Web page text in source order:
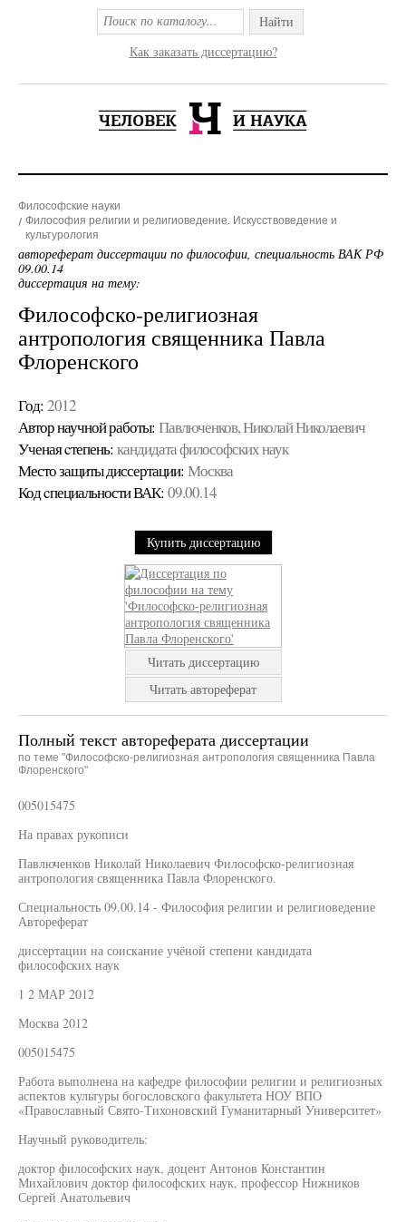
Найти
Как заказать диссертацию?
Философские науки
Философия религии и религиоведение. Искусствоведение и
культурология
автореферат диссертации по философии, специальность ВАК РФ
09.00.14
диссертация на тему:
Философско-религиозная
антропология священника Павла
Флоренского
Год: 2012
Автор научной работы: Павлюченков, Николай Николаевич
Ученая cтепень: кандидата философских наук
Место защиты диссертации: Москва
Код cпециальности ВАК: 09.00.14
Купить диссертацию
Читать диссертацию
Читать автореферат
Полный текст автореферата диссертации
по теме "Философско-религиозная антропология священника Павла
Флоренского"
005015475
На правах рукописи
Павлюченков Николай Николаевич Философско-религиозная
антропология священника Павла Флоренского.
Специальность 09.00.14 - Философия религии и религиоведение
Автореферат
диссертации на соискание учёной степени кандидата
философских наук
1 2 МАР 2012
Москва 2012
005015475
Работа выполнена на кафедре философии религии и религиозных
аспектов культуры богословского факультета НОУ ВПО
«Православный Свято-Тихоновский Гуманитарный Университет»
Научный руководитель:
доктор философских наук, доцент Антонов Константин
Михайлович доктор философских наук, профессор Нижников
Сергей Анатольевич